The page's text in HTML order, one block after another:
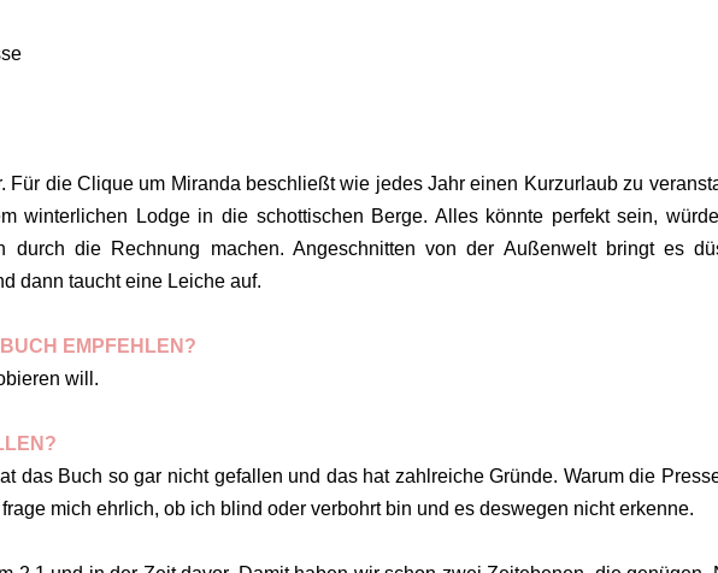
Für die Clique um Miranda beschließt wie jedes Jahr einen Kurzurlaub zu
winterlichen Lodge in die schottischen Berge. Alles könnte perfekt sein,
durch die Rechnung machen. Angeschnitten von der Außenwelt bringt es
dann taucht eine Leiche auf.
EMPFEHLEN?
will.
das Buch so gar nicht gefallen und das hat zahlreiche Gründe. Warum die
mich ehrlich, ob ich blind oder verbohrt bin und es deswegen nicht erkenne.